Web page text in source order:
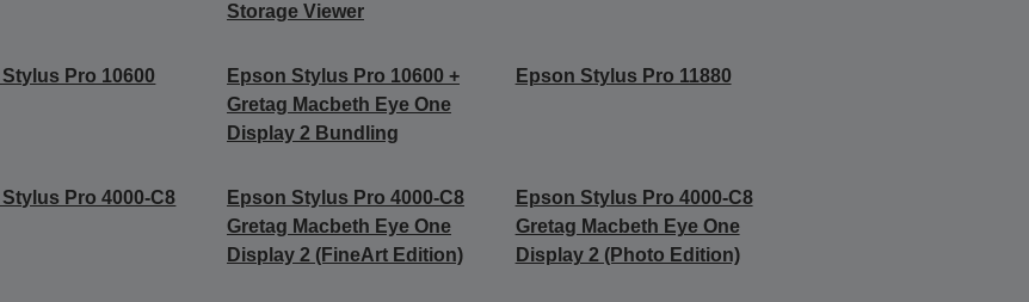
Storage Viewer
Pro 10600
Epson Stylus Pro 10600 +
Gretag Macbeth Eye One
Display 2 Bundling
Epson Stylus Pro 11880
Pro 4000-C8
Epson Stylus Pro 4000-C8
Gretag Macbeth Eye One
Display 2 (FineArt Edition)
Epson Stylus Pro 4000-C8
Gretag Macbeth Eye One
Display 2 (Photo Edition)